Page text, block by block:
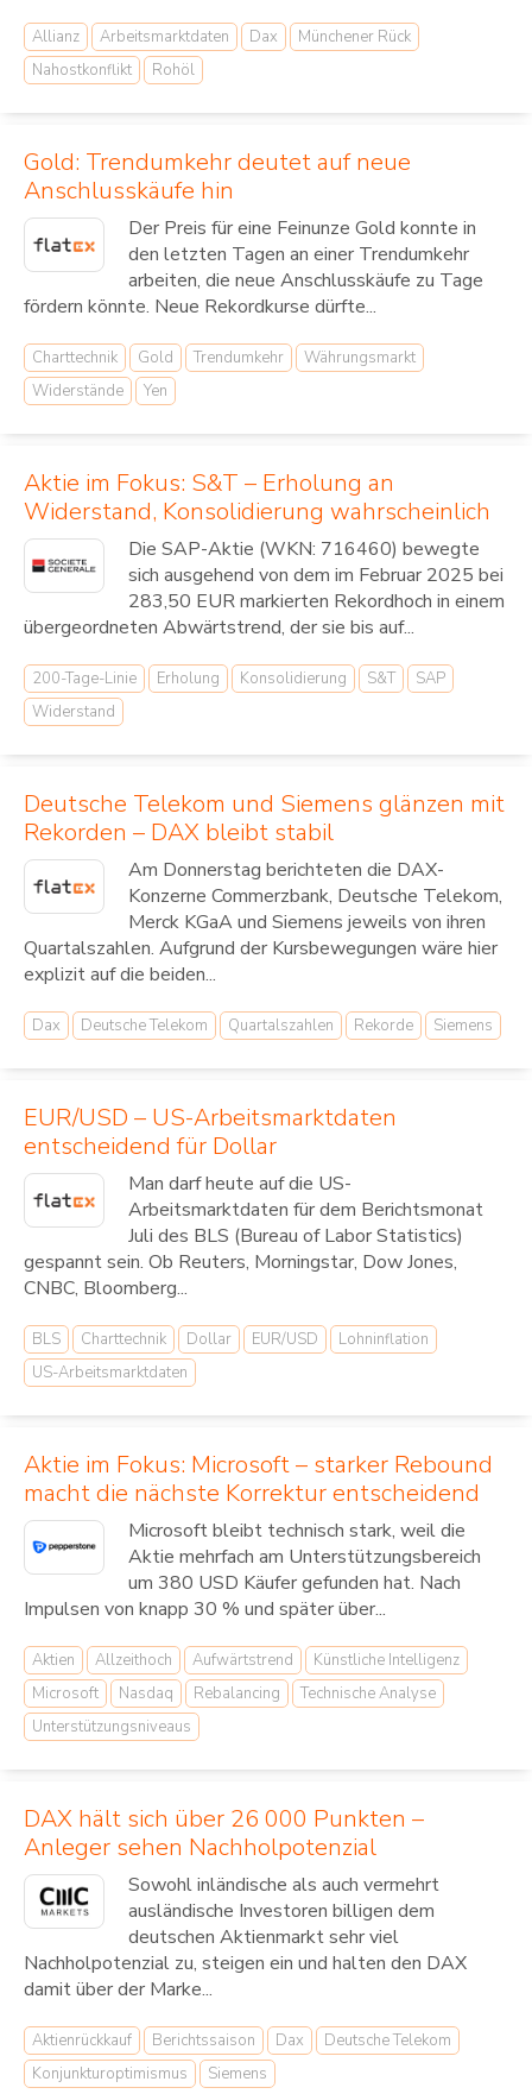
Allianz Arbeitsmarktdaten Dax
Münchener Rück
Nahostkonflikt
Rohöl
Gold: Trendumkehr deutet auf neue
Anschlusskäufe hin
Der Preis für eine Feinunze Gold konnte in
den letzten Tagen an einer Trendumkehr
arbeiten, die neue Anschlusskäufe zu Tage
fördern könnte. Neue Rekordkurse dürfte...
Charttechnik Gold Trendumkehr
Währungsmarkt
Widerstände
Yen
Aktie im Fokus: S&T – Erholung an
Widerstand, Konsolidierung wahrscheinlich
Die SAP-Aktie (WKN: 716460) bewegte
sich ausgehend von dem im Februar 2025 bei
283,50 EUR markierten Rekordhoch in einem
übergeordneten Abwärtstrend, der sie bis auf...
200-Tage-Linie Erholung Konsolidierung S&T
SAP
Widerstand
Deutsche Telekom und Siemens glänzen mit
Rekorden – DAX bleibt stabil
Am Donnerstag berichteten die DAX-
Konzerne Commerzbank, Deutsche Telekom,
Merck KGaA und Siemens jeweils von ihren
Quartalszahlen. Aufgrund der Kursbewegungen wäre hier
explizit auf die beiden...
Dax Deutsche Telekom Quartalszahlen Rekorde Siemens
EUR/USD – US-Arbeitsmarktdaten
entscheidend für Dollar
Man darf heute auf die US-
Arbeitsmarktdaten für dem Berichtsmonat
Juli des BLS (Bureau of Labor Statistics)
gespannt sein. Ob Reuters, Morningstar, Dow Jones,
CNBC, Bloomberg...
BLS Charttechnik Dollar EUR/USD
Lohninflation
US-Arbeitsmarktdaten
Aktie im Fokus: Microsoft – starker Rebound
macht die nächste Korrektur entscheidend
Microsoft bleibt technisch stark, weil die
Aktie mehrfach am Unterstützungsbereich
um 380 USD Käufer gefunden hat. Nach
Impulsen von knapp 30 % und später über...
Aktien Allzeithoch Aufwärtstrend
Künstliche Intelligenz
Microsoft
Nasdaq Rebalancing
Technische Analyse
Unterstützungsniveaus
DAX hält sich über 26 000 Punkten –
Anleger sehen Nachholpotenzial
Sowohl inländische als auch vermehrt
ausländische Investoren billigen dem
deutschen Aktienmarkt sehr viel
Nachholpotenzial zu, steigen ein und halten den DAX
damit über der Marke...
Aktienrückkauf Berichtssaison Dax
Deutsche Telekom
Konjunkturoptimismus
Siemens